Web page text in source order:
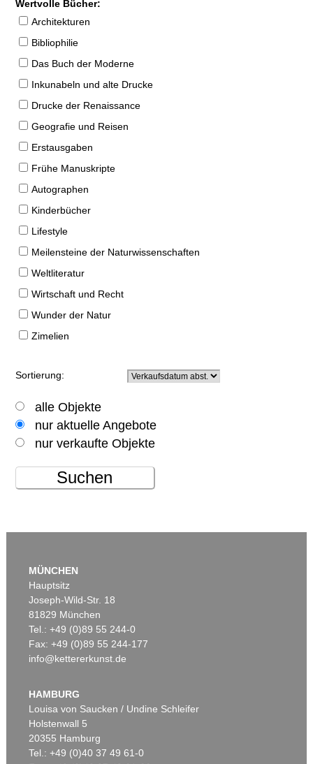
Wertvolle Bücher:
Architekturen
Bibliophilie
Das Buch der Moderne
Inkunabeln und alte Drucke
Drucke der Renaissance
Geografie und Reisen
Erstausgaben
Frühe Manuskripte
Autographen
Kinderbücher
Lifestyle
Meilensteine der Naturwissenschaften
Weltliteratur
Wirtschaft und Recht
Wunder der Natur
Zimelien
Sortierung:
alle Objekte
nur aktuelle Angebote
nur verkaufte Objekte
Suchen
MÜNCHEN
Hauptsitz
Joseph-Wild-Str. 18
81829 München
Tel.: +49 (0)89 55 244-0
Fax: +49 (0)89 55 244-177
info@kettererkunst.de
HAMBURG
Louisa von Saucken / Undine Schleifer
Holstenwall 5
20355 Hamburg
Tel.: +49 (0)40 37 49 61-0